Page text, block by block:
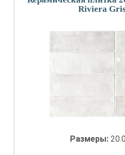
Riviera
Размеры: